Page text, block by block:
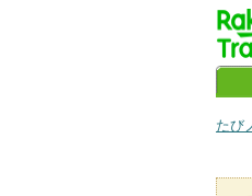
たび